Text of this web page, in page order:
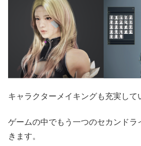
キャラクターメイキングも充実して
ゲームの中でもう一つのセカンドラ
きます。